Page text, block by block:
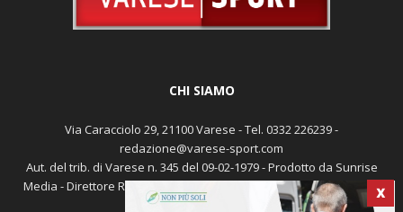
X
CHI SIAMO
Via Caracciolo 29, 21100 Varese - Tel. 0332 226239 -
redazione@varese-sport.com
Aut. del trib. di Varese n. 345 del 09-02-1979 - Prodotto da Sunrise
Media - Direttore Responsabile: Michele Marocco -Cookie policy
Pubblicità